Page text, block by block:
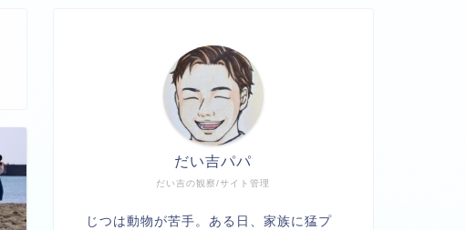
だい吉の観察/サイト管理
だい吉パパ
じつは動物が苦手。ある日、家族に猛プ